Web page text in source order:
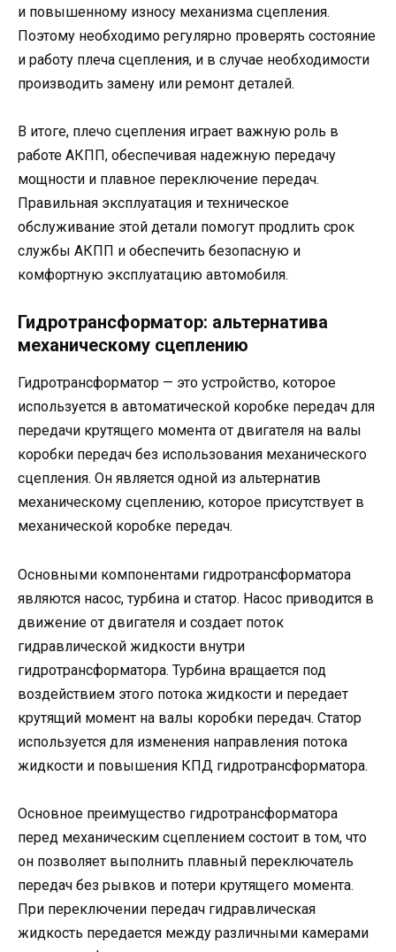
и повышенному износу механизма сцепления.
Поэтому необходимо регулярно проверять состояние
и работу плеча сцепления, и в случае необходимости
производить замену или ремонт деталей.
В итоге, плечо сцепления играет важную роль в
работе АКПП, обеспечивая надежную передачу
мощности и плавное переключение передач.
Правильная эксплуатация и техническое
обслуживание этой детали помогут продлить срок
службы АКПП и обеспечить безопасную и
комфортную эксплуатацию автомобиля.
Гидротрансформатор: альтернатива
механическому сцеплению
Гидротрансформатор — это устройство, которое
используется в автоматической коробке передач для
передачи крутящего момента от двигателя на валы
коробки передач без использования механического
сцепления. Он является одной из альтернатив
механическому сцеплению, которое присутствует в
механической коробке передач.
Основными компонентами гидротрансформатора
являются насос, турбина и статор. Насос приводится в
движение от двигателя и создает поток
гидравлической жидкости внутри
гидротрансформатора. Турбина вращается под
воздействием этого потока жидкости и передает
крутящий момент на валы коробки передач. Статор
используется для изменения направления потока
жидкости и повышения КПД гидротрансформатора.
Основное преимущество гидротрансформатора
перед механическим сцеплением состоит в том, что
он позволяет выполнить плавный переключатель
передач без рывков и потери крутящего момента.
При переключении передач гидравлическая
жидкость передается между различными камерами